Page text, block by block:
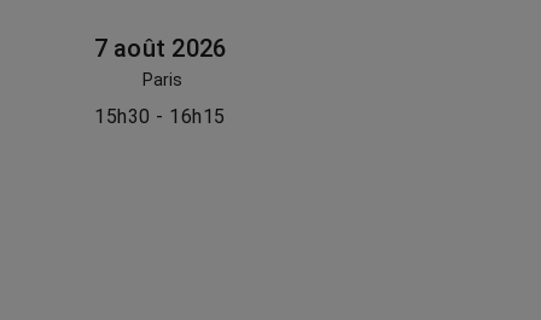
7 août 2026
Paris
15h30 - 16h15